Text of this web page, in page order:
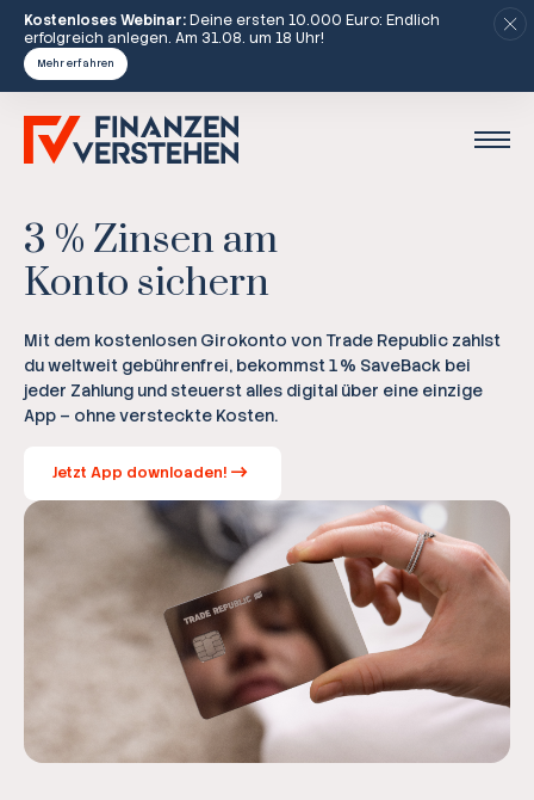
Kostenloses Webinar:Deine ersten 10.000 Euro: Endlich
erfolgreich anlegen. Am 31.08. um 18 Uhr!
Mehr erfahren
3 % Zinsen am
Konto sichern
Mit dem kostenlosen Girokonto von Trade Republic zahlst
du weltweit gebührenfrei, bekommst 1 % SaveBack bei
jeder Zahlung und steuerst alles digital über eine einzige
App – ohne versteckte Kosten.
Jetzt App downloaden!